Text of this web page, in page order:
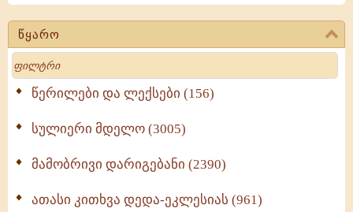
წყარო
Search
წერილები და ლექსები (156)
სულიერი მდელო (3005)
მამობრივი დარიგებანი (2390)
ათასი კითხვა დედა-ეკლესიას (961)